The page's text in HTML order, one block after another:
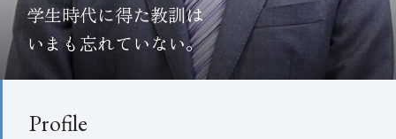
学生時代に得た教訓は
いまも忘れていない。
Profile